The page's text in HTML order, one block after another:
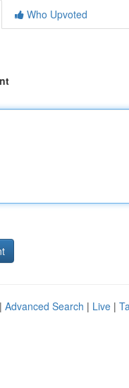
Who Upvoted
Advanced Search | Live |